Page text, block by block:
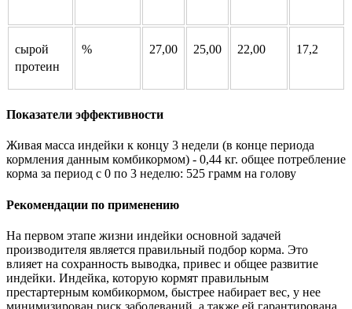
сырой
протеин
% 27,00 25,00 22,00 17,2
Показатели эффективности
Живая масса индейки к концу 3 недели (в конце периода
кормления данным комбикормом) - 0,44 кг. общее потребление
корма за период с 0 по 3 неделю: 525 грамм на голову
Рекомендации по применению
На первом этапе жизни индейки основной задачей
производителя является правильный подбор корма. Это
влияет на сохранность выводка, привес и общее развитие
индейки. Индейка, которую кормят правильным
престартерным комбикормом, быстрее набирает вес, у нее
минимизирован риск заболеваний, а также ей гарантирована